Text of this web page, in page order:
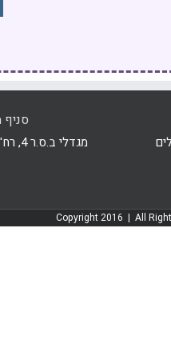
סניף
מגדלי ב.ס.ר 4, רח' מצדה 7, בני ברק
Copyright 2016 | All